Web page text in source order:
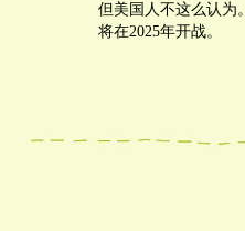
但美国人不这么认为
将在2025年开战。